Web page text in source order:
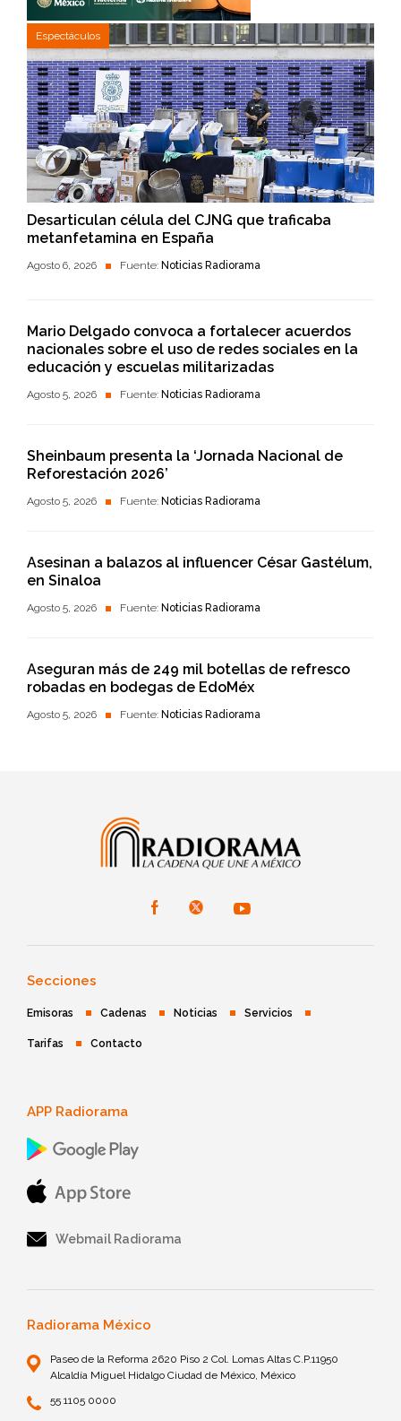
Espectáculos
Desarticulan célula del CJNG que traficaba
metanfetamina en España
Agosto 6, 2026 Fuente: Noticias Radiorama
Mario Delgado convoca a fortalecer acuerdos
nacionales sobre el uso de redes sociales en la
educación y escuelas militarizadas
Agosto 5, 2026 Fuente: Noticias Radiorama
Sheinbaum presenta la ‘Jornada Nacional de
Reforestación 2026’
Agosto 5, 2026 Fuente: Noticias Radiorama
Asesinan a balazos al influencer César Gastélum,
en Sinaloa
Agosto 5, 2026 Fuente: Noticias Radiorama
Aseguran más de 249 mil botellas de refresco
robadas en bodegas de EdoMéx
Agosto 5, 2026 Fuente: Noticias Radiorama
Secciones
Emisoras Cadenas Noticias Servicios
Tarifas Contacto
APP Radiorama
Webmail Radiorama
Radiorama México
Paseo de la Reforma 2620 Piso 2 Col. Lomas Altas C.P.11950
Alcaldía Miguel Hidalgo Ciudad de México, México
55 1105 0000